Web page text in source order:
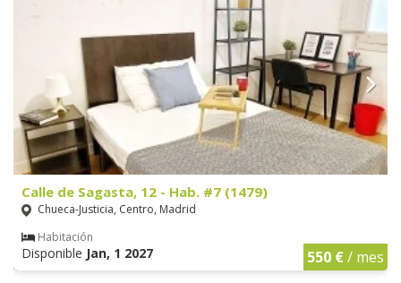
Calle de Sagasta, 12 - Hab. #7 (1479)
Chueca-Justicia, Centro, Madrid
Habitación
Disponible Jan, 1 2027 550 €/ mes